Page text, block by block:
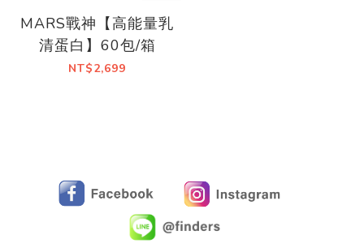
MARS戰神【高能量乳
清蛋白】60包/箱
NT$2,699